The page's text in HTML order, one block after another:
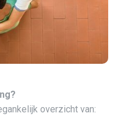
overzicht van: